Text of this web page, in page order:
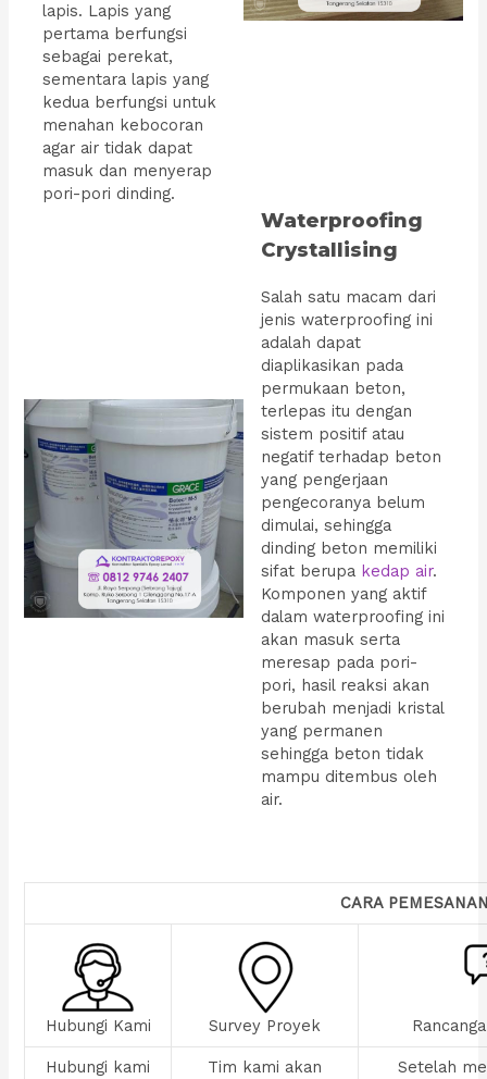
lapis. Lapis yang
pertama berfungsi
sebagai perekat,
sementara lapis yang
kedua berfungsi untuk
menahan kebocoran
agar air tidak dapat
masuk dan menyerap
pori-pori dinding.
Waterproofing
Crystallising
Salah satu macam dari
jenis waterproofing ini
adalah dapat
diaplikasikan pada
permukaan beton,
terlepas itu dengan
sistem positif atau
negatif terhadap beton
yang pengerjaan
pengecoranya belum
dimulai, sehingga
dinding beton memiliki
sifat berupa kedap air.
Komponen yang aktif
dalam waterproofing ini
akan masuk serta
meresap pada pori-
pori, hasil reaksi akan
berubah menjadi kristal
yang permanen
sehingga beton tidak
mampu ditembus oleh
air.
CARA
Hubungi Kami Survey Proyek
Hubungi kami
Tim kami akan
Setelah